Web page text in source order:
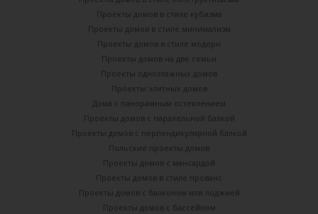
Проекты домов в стиле кубизма
Проекты домов в стиле минимализм
Проекты домов в стиле модерн
Проекты домов на две семьи
Проекты одноэтажных домов
Проекты элитных домов
Дома с панорамным остеклением
Проекты домов с паралельной балкой
Проекты домов с перпендикулярной балкой
Польские проекты домов
Проекты домов с мансардой
Проекты домов в стиле прованс
Проекты домов с балконом или лоджией
Проекты домов с бассейном